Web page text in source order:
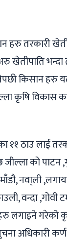
हरु तरकारी
खेतीपाति भन्दा
किसान हरु
कृषि विकास
११ ठाउ लाई
जील्ला को पाटन
नवा्ली
वन्दा ,गोवी
लगाइने गरेको
अधिकारी